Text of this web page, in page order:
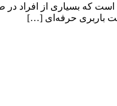
که بسیاری از افراد
باربری حرفه‌ای […]